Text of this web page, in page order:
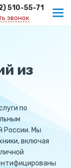
510-55-71
звонок
из
по
России. Мы
включая